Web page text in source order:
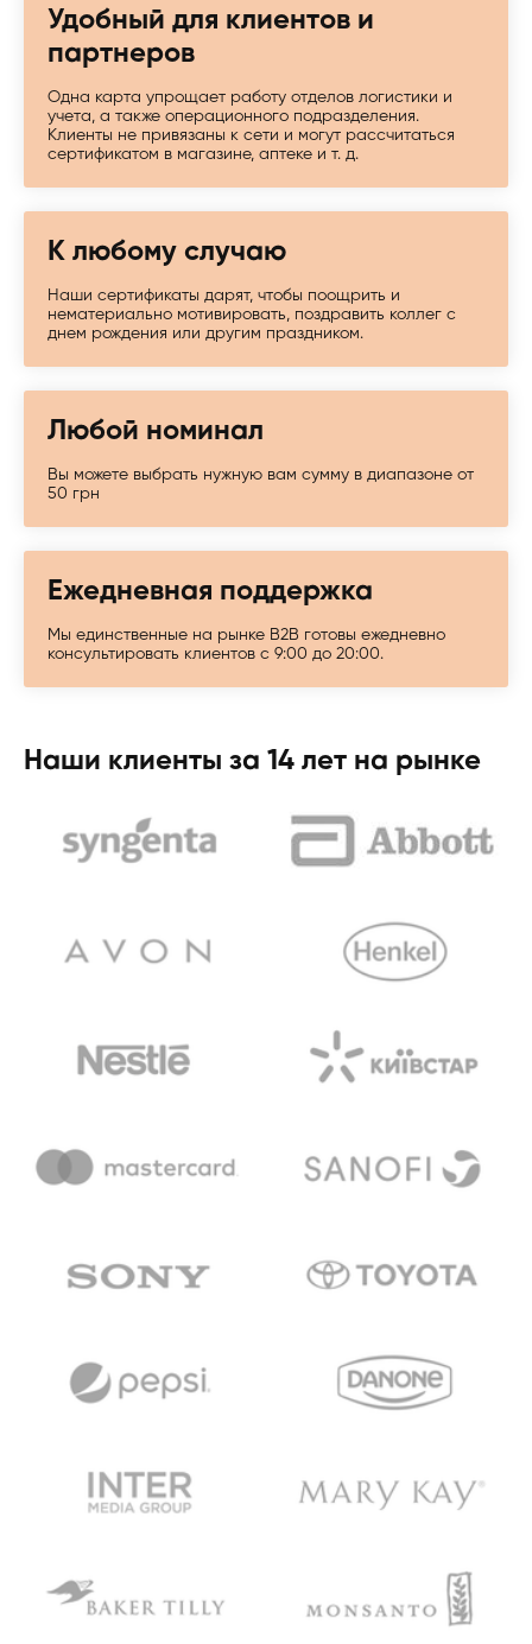
Удобный для клиентов и
партнеров
Одна карта упрощает работу отделов логистики и
учета, а также операционного подразделения.
Клиенты не привязаны к сети и могут рассчитаться
сертификатом в магазине, аптеке и т. д.
К любому случаю
Наши сертификаты дарят, чтобы поощрить и
нематериально мотивировать, поздравить коллег с
днем рождения или другим праздником.
Любой номинал
Вы можете выбрать нужную вам сумму в диапазоне от
50 грн
Ежедневная поддержка
Мы единственные на рынке B2B готовы ежедневно
консультировать клиентов с 9:00 до 20:00.
Наши клиенты за 14 лет на рынке